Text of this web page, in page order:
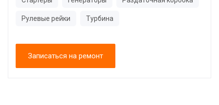
Рулевые рейки Турбина
Записаться на ремонт